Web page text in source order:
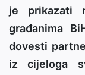
je prikazati
građanima
dovesti
iz cijeloga